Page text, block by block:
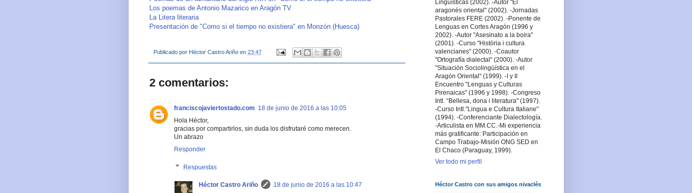
Los poemas de Antonio Mazarico en Aragón TV
La Litera literaria
Presentación de "Como si el tiempo no existiera" en Monzón (Huesca)
Publicado por Héctor Castro Ariño en 23:47
2 comentarios:
franciscojaviertostado.com 18 de junio de 2016 a las 10:05
Hola Héctor,
gracias por compartirlos, sin duda los disfrutaré como merecen.
Un abrazo
Responder
Respuestas
Héctor Castro Ariño
18 de junio de 2016 a las 10:47
Lingüísticas (2002). -Autor "El
aragonés oriental" (2002). -Jornadas
Pastorales FERE (2002). -Ponente de
Lenguas en Cortes Aragón (1996 y
2002). -Autor "Asesinato a la boira"
(2001). -Curso "Història i cultura
valencianes" (2000). -Coautor
"Ortografía dialectal" (2000). -Autor
"Situación Sociolingüística en el
Aragón Oriental" (1999). -I y II
Encuentro "Lenguas y Culturas
Pirenaicas" (1996 y 1998). -Congreso
Intl. “Bellesa, dona i literatura" (1997).
-Curso Intl."Lingua e Cultura Italiane"
(1994). -Conferenciante Dialectología.
-Articulista en MM.CC.-Mi experiencia
más gratificante: Participación en
Campo Trabajo-Misión ONG SED en
El Chaco (Paraguay, 1999).
Ver todo mi perfil
Héctor Castro con sus amigos nivaclés